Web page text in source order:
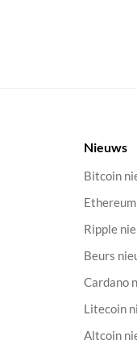
Nieuws
Bitcoin
Ripple
Beurs
Cardano
Litecoin
Altcoin